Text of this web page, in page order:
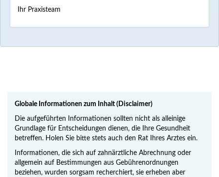
Ihr Praxisteam
Globale Informationen zum Inhalt (Disclaimer)
Die aufgeführten Informationen sollten nicht als alleinige
Grundlage für Entscheidungen dienen, die Ihre Gesundheit
betreffen. Holen Sie bitte stets auch den Rat Ihres Arztes ein.
Informationen, die sich auf zahnärztliche Abrechnung oder
allgemein auf Bestimmungen aus Gebührenordnungen
beziehen, wurden sorgsam recherchiert, sie erheben aber